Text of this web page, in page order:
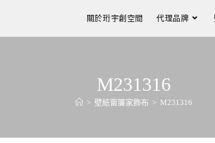
關於珩宇創空間 代理品牌
M231316
> 壁紙窗簾家飾布 > M231316